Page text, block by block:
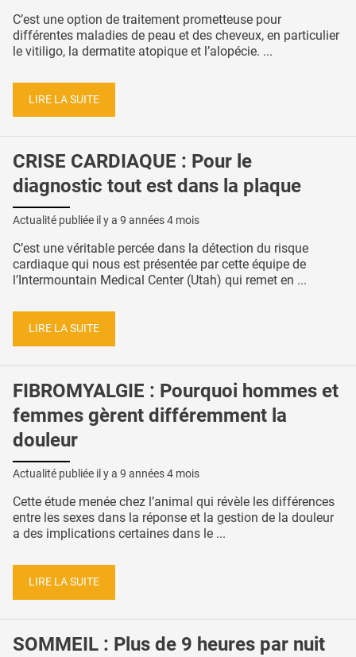
C’est une option de traitement prometteuse pour
différentes maladies de peau et des cheveux, en particulier
le vitiligo, la dermatite atopique et l’alopécie. ...
LIRE LA SUITE
CRISE CARDIAQUE : Pour le
diagnostic tout est dans la plaque
Actualité publiée il y a 9 années 4 mois
C’est une véritable percée dans la détection du risque
cardiaque qui nous est présentée par cette équipe de
l’Intermountain Medical Center (Utah) qui remet en ...
LIRE LA SUITE
FIBROMYALGIE : Pourquoi hommes et
femmes gèrent différemment la
douleur
Actualité publiée il y a 9 années 4 mois
Cette étude menée chez l’animal qui révèle les différences
entre les sexes dans la réponse et la gestion de la douleur
a des implications certaines dans le ...
LIRE LA SUITE
SOMMEIL : Plus de 9 heures par nuit